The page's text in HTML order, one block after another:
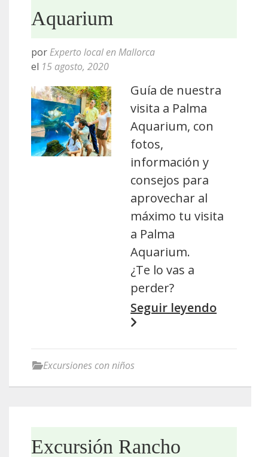
Aquarium
por Experto local en Mallorca
el 15 agosto, 2020
Guía de nuestra
visita a Palma
Aquarium, con
fotos,
información y
consejos para
aprovechar al
máximo tu visita
a Palma
Aquarium.
¿Te lo vas a
perder?
Seguir leyendo
Excursiones con niños
Excursión Rancho